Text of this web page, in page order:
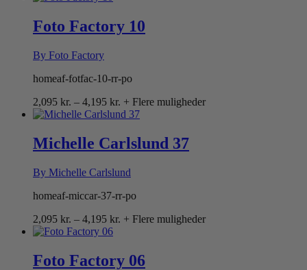
Foto Factory 10
By Foto Factory
homeaf-fotfac-10-rr-po
2,095 kr. – 4,195 kr. Prisinterval:
2,095 kr.
4,195 kr.
+ Flere muligheder
Michelle Carlslund 37
By Michelle Carlslund
homeaf-miccar-37-rr-po
2,095 kr. – 4,195 kr. Prisinterval:
4,195 kr.
+ Flere muligheder
Foto Factory 06